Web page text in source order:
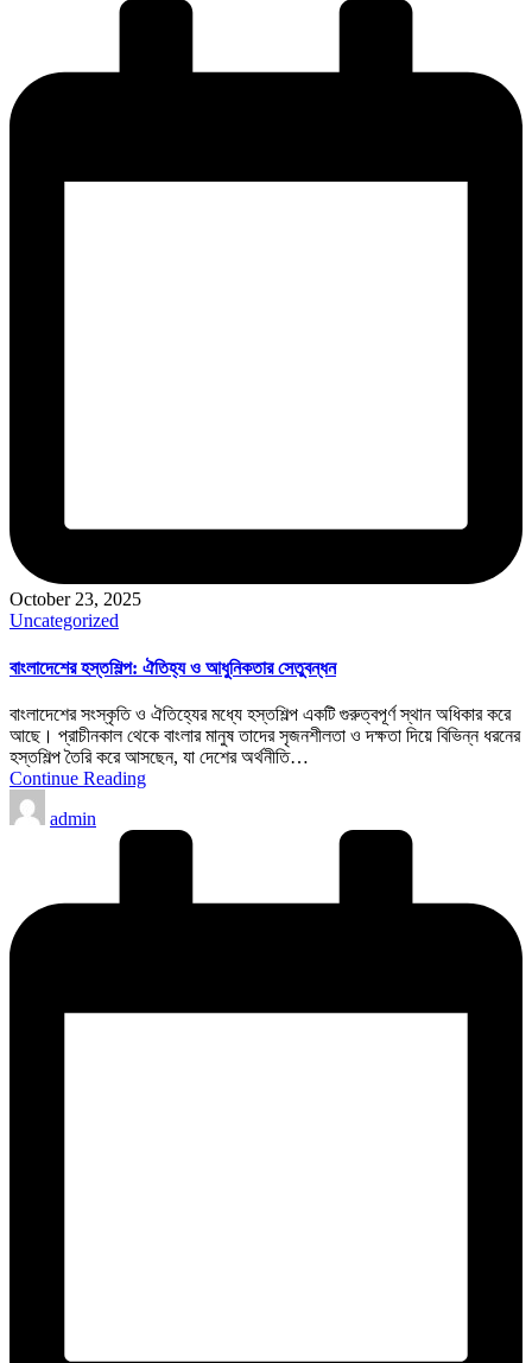
October 23, 2025
Posted
Uncategorized
বাংলাদেশের হস্তশিল্প: ঐতিহ্য ও আধুনিকতার সেতুবন্ধন
বাংলাদেশের সংস্কৃতি ও ঐতিহ্যের মধ্যে হস্তশিল্প একটি গুরুত্বপূর্ণ স্থান অধিকার করে
আছে। প্রাচীনকাল থেকে বাংলার মানুষ তাদের সৃজনশীলতা ও দক্ষতা দিয়ে বিভিন্ন ধরনের
হস্তশিল্প তৈরি করে আসছেন, যা দেশের অর্থনীতি…
Continue Reading
Posted
by
admin